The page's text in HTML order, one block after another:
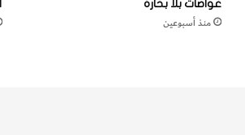
غواصات بلا بحّارة
منذ أسبوعين